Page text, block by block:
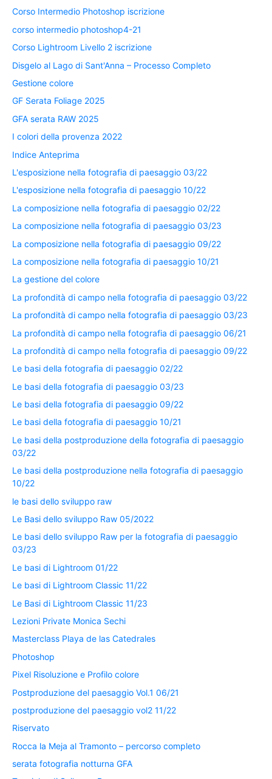
Corso Intermedio Photoshop iscrizione
corso intermedio photoshop4-21
Corso Lightroom Livello 2 iscrizione
Disgelo al Lago di Sant'Anna – Processo Completo
Gestione colore
GF Serata Foliage 2025
GFA serata RAW 2025
I colori della provenza 2022
Indice Anteprima
L'esposizione nella fotografia di paesaggio 03/22
L'esposizione nella fotografia di paesaggio 10/22
La composizione nella fotografia di paesaggio 02/22
La composizione nella fotografia di paesaggio 03/23
La composizione nella fotografia di paesaggio 09/22
La composizione nella fotografia di paesaggio 10/21
La gestione del colore
La profondità di campo nella fotografia di paesaggio 03/22
La profondità di campo nella fotografia di paesaggio 03/23
La profondità di campo nella fotografia di paesaggio 06/21
La profondità di campo nella fotografia di paesaggio 09/22
Le basi della fotografia di paesaggio 02/22
Le basi della fotografia di paesaggio 03/23
Le basi della fotografia di paesaggio 09/22
Le basi della fotografia di paesaggio 10/21
Le basi della postproduzione della fotografia di paesaggio
03/22
Le basi della postproduzione nella fotografia di paesaggio
10/22
le basi dello sviluppo raw
Le Basi dello sviluppo Raw 05/2022
Le basi dello sviluppo Raw per la fotografia di paesaggio
03/23
Le basi di Lightroom 01/22
Le basi di Lightroom Classic 11/22
Le Basi di Lightroom Classic 11/23
Lezioni Private Monica Sechi
Masterclass Playa de las Catedrales
Photoshop
Pixel Risoluzione e Profilo colore
Postproduzione del paesaggio Vol.1 06/21
postproduzione del paesaggio vol2 11/22
Riservato
Rocca la Meja al Tramonto – percorso completo
serata fotografia notturna GFA